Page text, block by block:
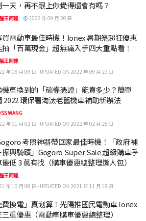
一天，再不跟上你覺得還會有嗎？
王阿達 2023 年 09 月 20 日
買電動車最佳時機！Ionex 暑期祭超狂優惠
抽「百萬現金」超無痛入手四大重點看！
王阿達
年 08 月 09 日 - UPDATED ON 2022 年 09 月 23 日
機車換到的「碳權憑證」能賣多少？簡單
2022 環保署淘汰老舊機車補助新辦法
WANG
年 01 月 02 日 - UPDATED ON 2022 年 02 月 25 日
考照神器帶回家最佳時機！「政府補
振興騎蹟」Gogoro Super Sale 超級購車季
低 3 萬有找（購車優惠總整理懶人包）
王阿達
年 10 月 08 日 - UPDATED ON 2021 年 11 月 18 日
費換電」真划算！光陽推國民電動車 Ionex
三重優惠（電動車購車優惠總整理）